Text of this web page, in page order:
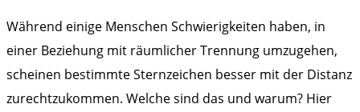
Während einige Menschen Schwierigkeiten haben, in
einer Beziehung mit räumlicher Trennung umzugehen,
scheinen bestimmte Sternzeichen besser mit der Distanz
zurechtzukommen. Welche sind das und warum? Hier